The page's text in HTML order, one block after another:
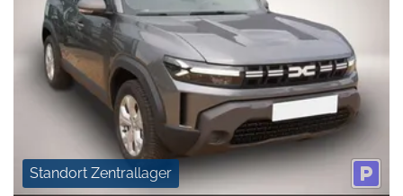
Standort Zentrallager